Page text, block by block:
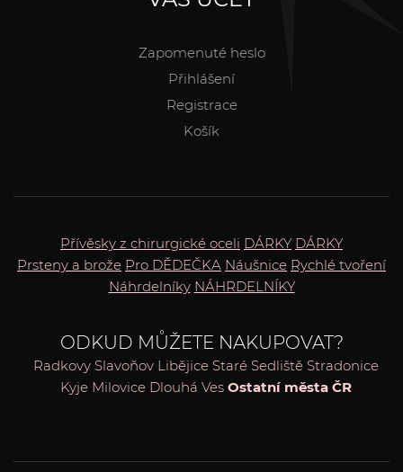
Zapomenuté heslo
Přihlášení
Registrace
Košík
Přívěsky z chirurgické oceli DÁRKY DÁRKY
Prsteny a brože Pro DĚDEČKA Náušnice Rychlé tvoření
Náhrdelníky NÁHRDELNÍKY
ODKUD MŮŽETE NAKUPOVAT?
Radkovy Slavoňov Libějice Staré Sedliště Stradonice
Kyje Milovice Dlouhá Ves Ostatní města ČR